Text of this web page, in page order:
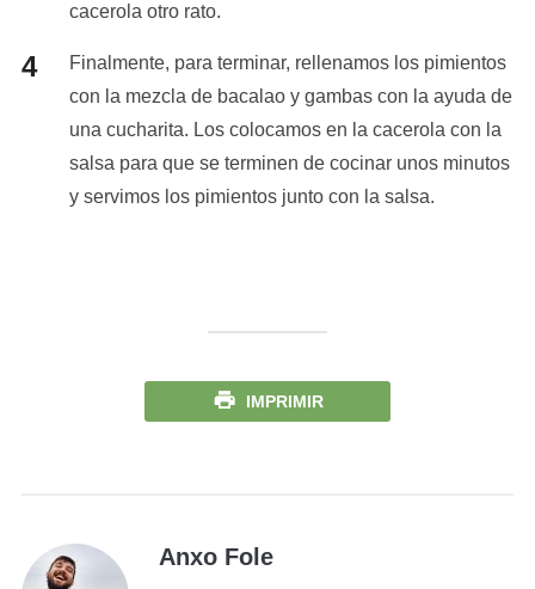
cacerola otro rato.
Finalmente, para terminar, rellenamos los pimientos
con la mezcla de bacalao y gambas con la ayuda de
una cucharita. Los colocamos en la cacerola con la
salsa para que se terminen de cocinar unos minutos
y servimos los pimientos junto con la salsa.
IMPRIMIR
Anxo Fole